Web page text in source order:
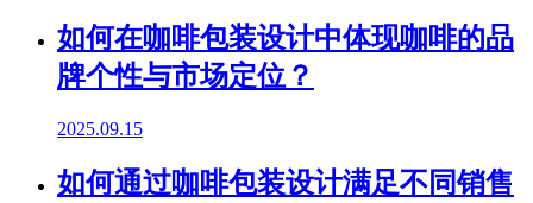
如何在咖啡包装设计中体现咖啡的品
牌个性与市场定位？
2025.09.15
如何通过咖啡包装设计满足不同销售